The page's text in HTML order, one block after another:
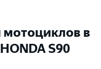
в
S90